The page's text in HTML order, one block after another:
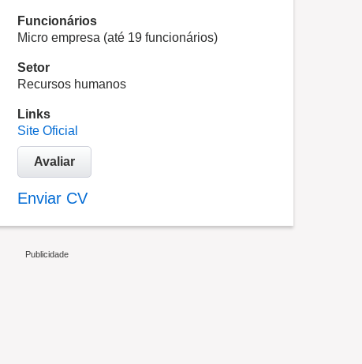
Funcionários
Micro empresa (até 19 funcionários)
Setor
Recursos humanos
Links
Site Oficial
Avaliar
Enviar CV